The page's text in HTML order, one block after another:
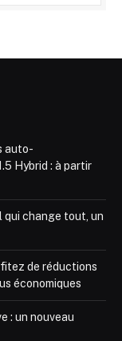
auto-
Hybrid : à partir
qui change tout, un
de réductions
économiques
: un nouveau